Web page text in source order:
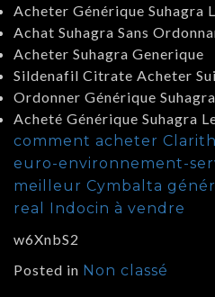
Acheter Générique Suhagra
Achat Suhagra Sans
Acheter Suhagra Generique
Sildenafil Citrate Acheter
Ordonner Générique
Acheté Générique Suhagra
comment acheter
euro-environnement-
meilleur Cymbalta
real Indocin à vendre
w6XnbS2
Posted in Non classé